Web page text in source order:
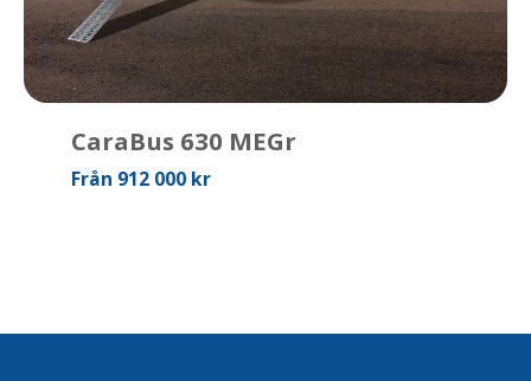
CaraBus 630 MEGr
Från 912 000 kr